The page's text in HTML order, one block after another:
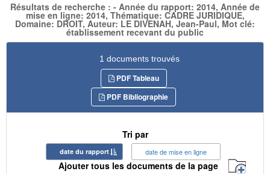
Résultats de recherche : - Année du rapport: 2014, Année de
mise en ligne: 2014, Thématique: CADRE JURIDIQUE,
Domaine: DROIT, Auteur: LE DIVENAH, Jean-Paul, Mot clé:
établissement recevant du public
1 documents trouvés
PDF Tableau
PDF Bibliographie
Tri par
date du rapport date de mise en ligne
Ajouter tous les documents de la page